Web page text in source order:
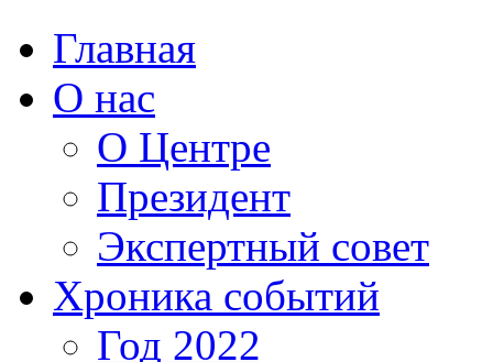
Главная
О нас
О Центре
Президент
Экспертный совет
Хроника событий
Год 2022